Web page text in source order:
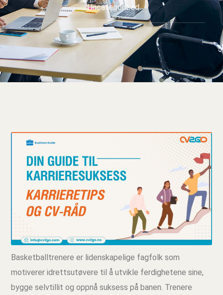
Uncategorized
Basketballtrenere er lidenskapelige fagfolk som
motiverer idrettsutøvere til å utvikle ferdighetene sine,
bygge selvtillit og oppnå suksess på banen. Trenere